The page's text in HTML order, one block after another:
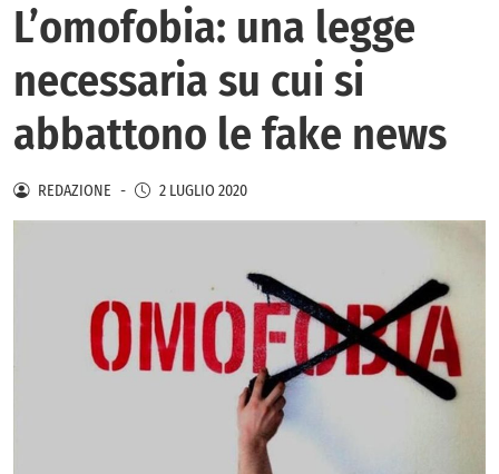
L’omofobia: una legge
necessaria su cui si
abbattono le fake news
REDAZIONE - 2 LUGLIO 2020